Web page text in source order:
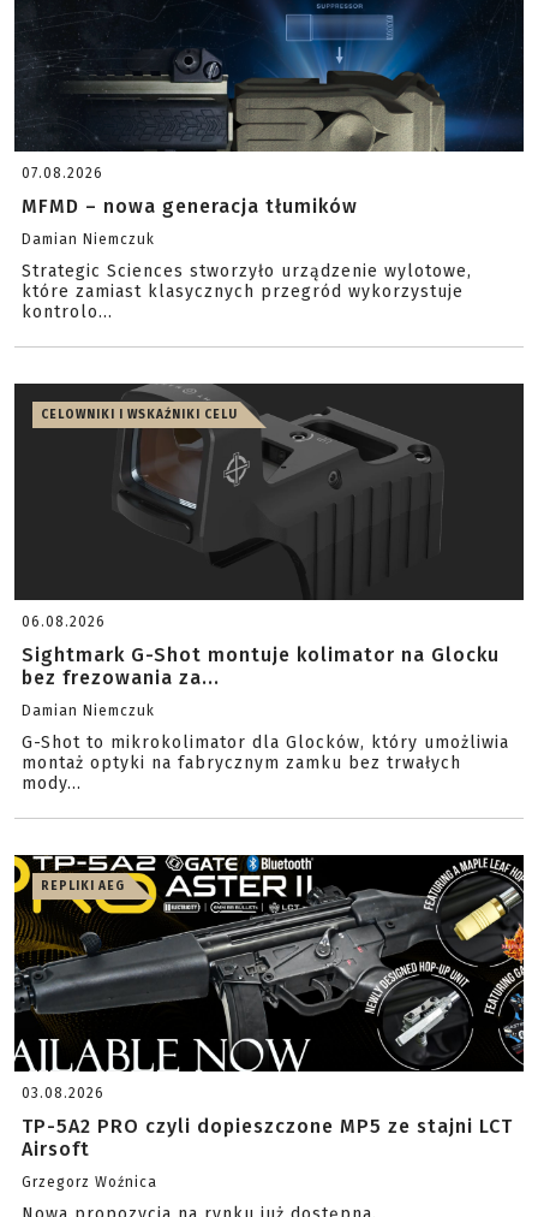
07.08.2026
MFMD – nowa generacja tłumików
Damian Niemczuk
Strategic Sciences stworzyło urządzenie wylotowe,
które zamiast klasycznych przegród wykorzystuje
kontrolo...
CELOWNIKI I WSKAŹNIKI CELU
06.08.2026
Sightmark G-Shot montuje kolimator na Glocku
bez frezowania za...
Damian Niemczuk
G-Shot to mikrokolimator dla Glocków, który umożliwia
montaż optyki na fabrycznym zamku bez trwałych
mody...
REPLIKI AEG
03.08.2026
TP-5A2 PRO czyli dopieszczone MP5 ze stajni LCT
Airsoft
Grzegorz Woźnica